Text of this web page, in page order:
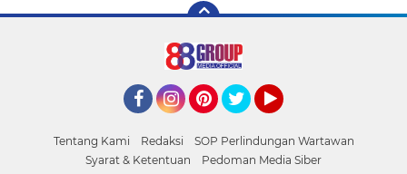
Tentang Kami Redaksi
SOP Perlindungan Wartawan
Syarat & Ketentuan
Pedoman Media Siber